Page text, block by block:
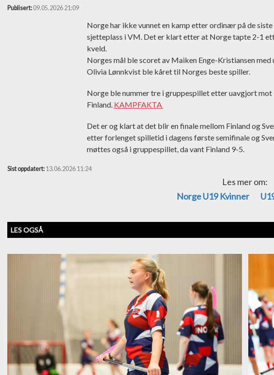
Publisert: 09.05.2026 21:09
Norge har ikke vunnet en kamp etter ordinær på de
sjetteplass i VM. Det er klart etter at Norge tapte 2-1
kveld.
Norges mål ble scoret av Maiken Enge-Kristiansen
Olivia Lønnkvist ble kåret til Norges beste spiller.
Norge ble nummer tre i gruppespillet etter uavgjort
Finland. KAMPFAKTA
Det er og klart at det blir en finale mellom Finland og
etter forlenget spilletid i dagens første semifinale og
møttes også i gruppespillet, da vant Finland 9-5.
Sist oppdatert: 13.06.2026 11:24
Les mer om:
Norge U19 Kvinner
LES OGSÅ